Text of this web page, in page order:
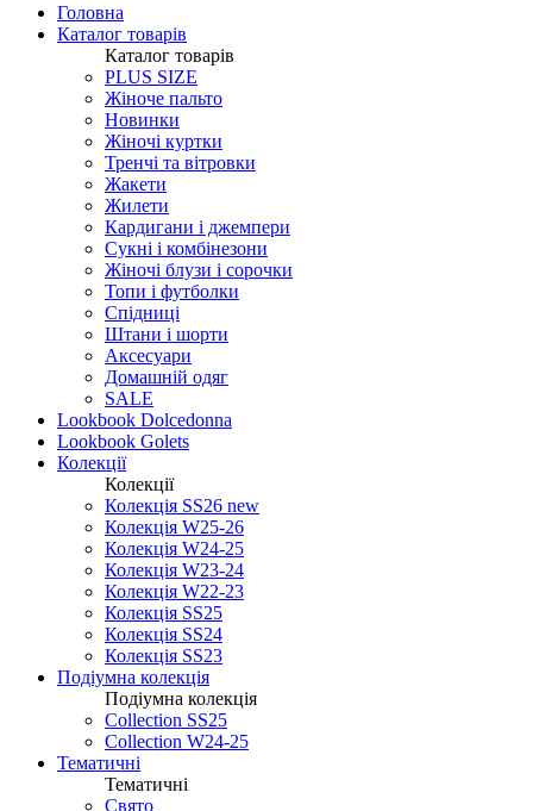
Головна
Каталог товарів
Каталог товарів
PLUS SIZE
Жіноче пальто
Новинки
Жіночі куртки
Тренчі та вітровки
Жакети
Жилети
Кардигани і джемпери
Сукні і комбінезони
Жіночі блузи і сорочки
Топи і футболки
Спідниці
Штани і шорти
Аксесуари
Домашній одяг
SALE
Lookbook Dolcedonna
Lookbook Golets
Колекції
Колекції
Колекція SS26 new
Колекція W25-26
Колекція W24-25
Колекція W23-24
Колекція W22-23
Колекція SS25
Колекція SS24
Колекція SS23
Подіумна колекція
Подіумна колекція
Collection SS25
Collection W24-25
Тематичні
Тематичні
Свято